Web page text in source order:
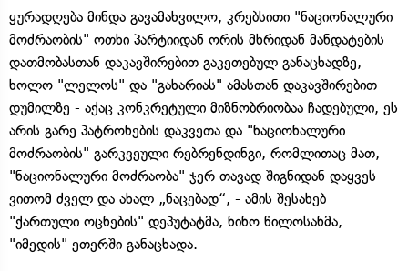
ყურადღება მინდა გავამახვილო, კრებსითი "ნაციონალური
მოძრაობის" ოთხი პარტიიდან ორის მხრიდან მანდატების
დათმობასთან დაკავშირებით გაკეთებულ განაცხადზე,
ხოლო "ლელოს" და "გახარიას" ამასთან დაკავშირებით
დუმილზე - აქაც კონკრეტული მიზნობრიობაა ჩადებული, ეს
არის გარე პატრონების დაკვეთა და "ნაციონალური
მოძრაობის" გარკვეული რებრენდინგი, რომლითაც მათ,
"ნაციონალური მოძრაობა" ჯერ თავად შიგნიდან დაყვეს
ვითომ ძველ და ახალ „ნაცებად“, - ამის შესახებ
"ქართული ოცნების" დეპუტატმა, ნინო წილოსანმა,
"იმედის" ეთერში განაცხადა.